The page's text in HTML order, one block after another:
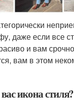
даже если все
и вам
вам в этом
икона стиля?